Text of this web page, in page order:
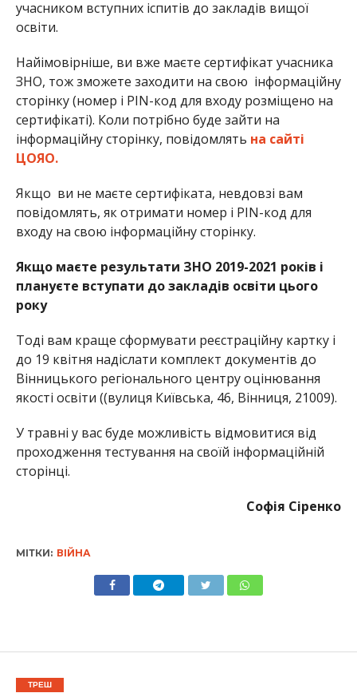
учасником вступних іспитів до закладів вищої
освіти.
Найімовірніше, ви вже маєте сертифікат учасника
ЗНО, тож зможете заходити на свою інформаційну
сторінку (номер і PIN-код для входу розміщено на
сертифікаті). Коли потрібно буде зайти на
інформаційну сторінку, повідомлять на сайті
ЦОЯО.
Якщо ви не маєте сертифіката, невдовзі вам
повідомлять, як отримати номер і PIN-код для
входу на свою інформаційну сторінку.
Якщо маєте результати ЗНО 2019-2021 років і
плануєте вступати до закладів освіти цього
року
Тоді вам краще сформувати реєстраційну картку і
до 19 квітня надіслати комплект документів до
Вінницького регіонального центру оцінювання
якості освіти ((вулиця Київська, 46, Вінниця, 21009).
У травні у вас буде можливість відмовитися від
проходження тестування на своїй інформаційній
сторінці.
Софія Сіренко
МІТКИ: ВІЙНА
ТРЕШ